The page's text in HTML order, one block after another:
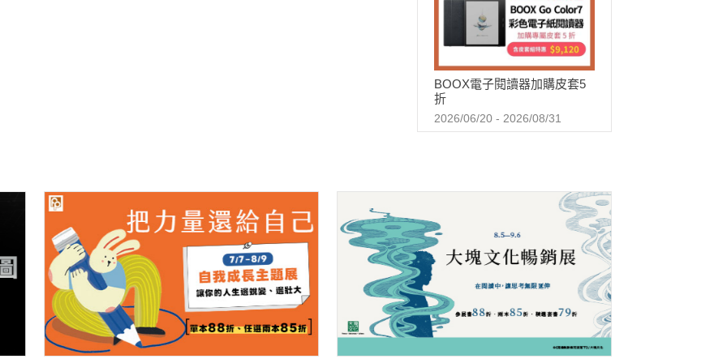
BOOX電子閱讀器加購皮套5
折
2026/06/20 - 2026/08/31